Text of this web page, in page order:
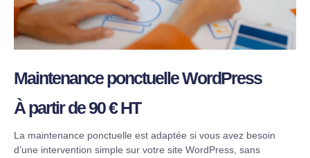
Maintenance ponctuelle WordPress
À partir de 90 € HT
La maintenance ponctuelle est adaptée si vous avez besoin
d’une intervention simple sur votre site WordPress, sans